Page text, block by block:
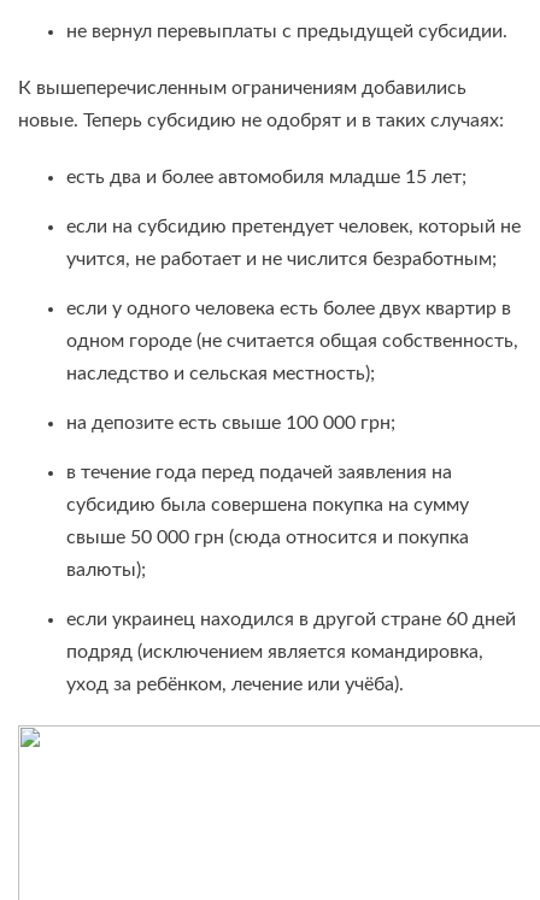
не вернул перевыплаты с предыдущей субсидии.
К вышеперечисленным ограничениям добавились
новые. Теперь субсидию не одобрят и в таких случаях:
есть два и более автомобиля младше 15 лет;
если на субсидию претендует человек, который не
учится, не работает и не числится безработным;
если у одного человека есть более двух квартир в
одном городе (не считается общая собственность,
наследство и сельская местность);
на депозите есть свыше 100 000 грн;
в течение года перед подачей заявления на
субсидию была совершена покупка на сумму
свыше 50 000 грн (сюда относится и покупка
валюты);
если украинец находился в другой стране 60 дней
подряд (исключением является командировка,
уход за ребёнком, лечение или учёба).